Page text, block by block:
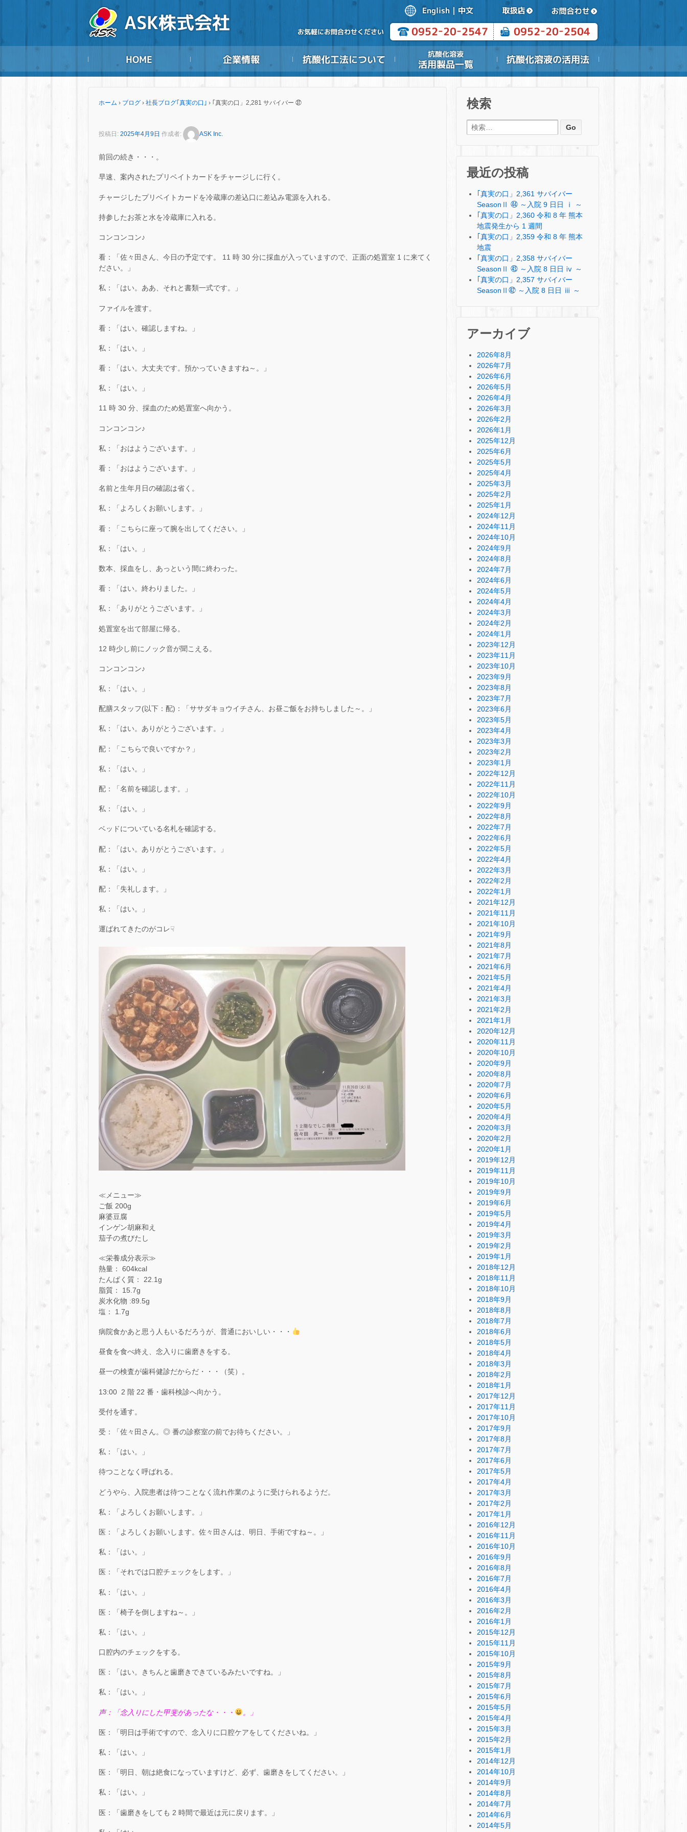
ホーム › ブログ › 社長ブログ｢真実の口｣ › ｢真実の口」2,281 サバイバー ㊲
投稿日: 2025年4月9日 作成者: ASK Inc.
前回の続き・・・。
早速、案内されたプリベイトカードをチャージしに行く。
チャージしたプリベイトカードを冷蔵庫の差込口に差込み電源を入れる。
持参したお茶と水を冷蔵庫に入れる。
コンコンコン♪
看：「佐々田さん、今日の予定です。 11 時 30 分に採血が入っていますので、正面の処置室 1 に来てく
ださい。」
私：「はい。ああ、それと書類一式です。」
ファイルを渡す。
看：「はい。確認しますね。」
私：「はい。」
看：「はい。大丈夫です。預かっていきますね～。」
私：「はい。」
11 時 30 分、採血のため処置室へ向かう。
コンコンコン♪
私：「おはようございます。」
看：「おはようございます。」
名前と生年月日の確認は省く。
私：「よろしくお願いします。」
看：「こちらに座って腕を出してください。」
私：「はい。」
数本、採血をし、あっという間に終わった。
看：「はい。終わりました。」
私：「ありがとうございます。」
処置室を出て部屋に帰る。
12 時少し前にノック音が聞こえる。
コンコンコン♪
私：「はい。」
配膳スタッフ(以下：配)：「ササダキョウイチさん、お昼ご飯をお持ちしました～。」
私：「はい。ありがとうございます。」
配：「こちらで良いですか？」
私：「はい。」
配：「名前を確認します。」
私：「はい。」
ベッドについている名札を確認する。
配：「はい。ありがとうございます。」
私：「はい。」
配：「失礼します。」
私：「はい。」
運ばれてきたのがコレ☟
≪メニュー≫
ご飯 200g
麻婆豆腐
インゲン胡麻和え
茄子の煮びたし
≪栄養成分表示≫
熱量： 604kcal
たんぱく質： 22.1g
脂質： 15.7g
炭水化物 :89.5g
塩： 1.7g
病院食かあと思う人もいるだろうが、普通においしい・・・
昼食を食べ終え、念入りに歯磨きをする。
昼一の検査が歯科健診だからだ・・・（笑）。
13:00 2 階 22 番・歯科検診へ向かう。
受付を通す。
受：「佐々田さん。◎ 番の診察室の前でお待ちください。」
私：「はい。」
待つことなく呼ばれる。
どうやら、入院患者は待つことなく流れ作業のように受けられるようだ。
私：「よろしくお願いします。」
医：「よろしくお願いします。佐々田さんは、明日、手術ですね～。」
私：「はい。」
医：「それでは口腔チェックをします。」
私：「はい。」
医：「椅子を倒しますね～。」
私：「はい。」
口腔内のチェックをする。
医：「はい。きちんと歯磨きできているみたいですね。」
私：「はい。」
声：「念入りにした甲斐があったな・・・ 。」
医：「明日は手術ですので、念入りに口腔ケアをしてくださいね。」
私：「はい。」
医：「明日、朝は絶食になっていますけど、必ず、歯磨きをしてください。」
私：「はい。」
医：「歯磨きをしても 2 時間で最近は元に戻ります。」
検索
検索:
最近の投稿
｢真実の口」2,361 サバイバー
SeasonⅡ ㊹ ～入院 9 日日 ⅰ ～
｢真実の口」2,360 令和 8 年 熊本
地震発生から 1 週間
｢真実の口」2,359 令和 8 年 熊本
地震
｢真実の口」2,358 サバイバー
SeasonⅡ ㊸ ～入院 8 日日 ⅳ ～
｢真実の口」2,357 サバイバー
SeasonⅡ㊷ ～入院 8 日日 ⅲ ～
アーカイブ
2026年8月
2026年7月
2026年6月
2026年5月
2026年4月
2026年3月
2026年2月
2026年1月
2025年12月
2025年6月
2025年5月
2025年4月
2025年3月
2025年2月
2025年1月
2024年12月
2024年11月
2024年10月
2024年9月
2024年8月
2024年7月
2024年6月
2024年5月
2024年4月
2024年3月
2024年2月
2024年1月
2023年12月
2023年11月
2023年10月
2023年9月
2023年8月
2023年7月
2023年6月
2023年5月
2023年4月
2023年3月
2023年2月
2023年1月
2022年12月
2022年11月
2022年10月
2022年9月
2022年8月
2022年7月
2022年6月
2022年5月
2022年4月
2022年3月
2022年2月
2022年1月
2021年12月
2021年11月
2021年10月
2021年9月
2021年8月
2021年7月
2021年6月
2021年5月
2021年4月
2021年3月
2021年2月
2021年1月
2020年12月
2020年11月
2020年10月
2020年9月
2020年8月
2020年7月
2020年6月
2020年5月
2020年4月
2020年3月
2020年2月
2020年1月
2019年12月
2019年11月
2019年10月
2019年9月
2019年6月
2019年5月
2019年4月
2019年3月
2019年2月
2019年1月
2018年12月
2018年11月
2018年10月
2018年9月
2018年8月
2018年7月
2018年6月
2018年5月
2018年4月
2018年3月
2018年2月
2018年1月
2017年12月
2017年11月
2017年10月
2017年9月
2017年8月
2017年7月
2017年6月
2017年5月
2017年4月
2017年3月
2017年2月
2017年1月
2016年12月
2016年11月
2016年10月
2016年9月
2016年8月
2016年7月
2016年4月
2016年3月
2016年2月
2016年1月
2015年12月
2015年11月
2015年10月
2015年9月
2015年8月
2015年7月
2015年6月
2015年5月
2015年4月
2015年3月
2015年2月
2015年1月
2014年12月
2014年10月
2014年9月
2014年8月
2014年7月
2014年6月
2014年5月